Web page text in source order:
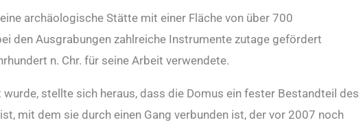
archäologische Stätte mit einer Fläche von über 700
den Ausgrabungen zahlreiche Instrumente zutage gefördert
n. Chr. für seine Arbeit verwendete.
stellte sich heraus, dass die Domus ein fester Bestandteil des
mit dem sie durch einen Gang verbunden ist, der vor 2007 noch